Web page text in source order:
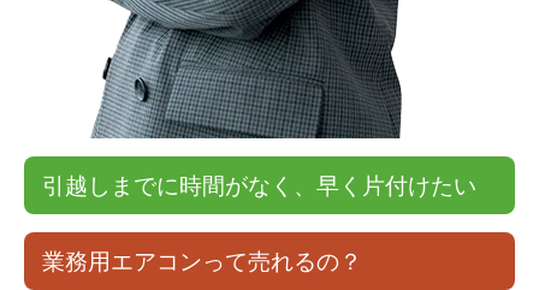
引越しまでに時間がなく、早く片付けたい
業務用エアコンって売れるの？